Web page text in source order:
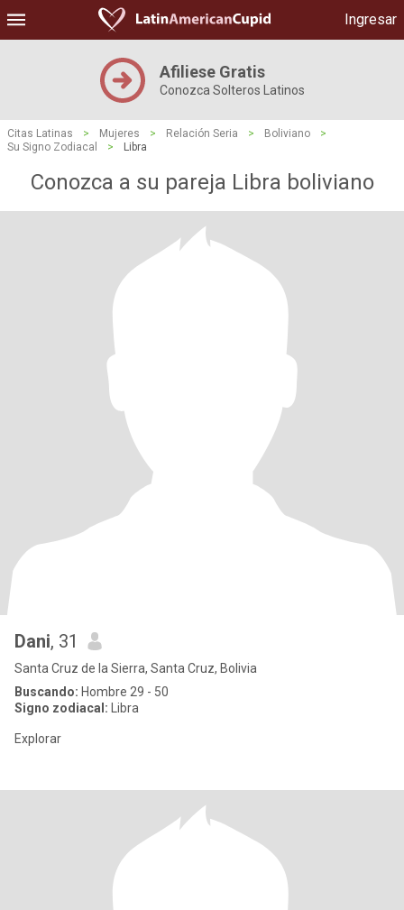
Ingresar
Afiliese Gratis
Conozca Solteros Latinos
Citas Latinas > Mujeres > Relación Seria > Boliviano
>
Su Signo Zodiacal
> Libra
Conozca a su pareja Libra boliviano
Dani, 31
Santa Cruz de la Sierra, Santa Cruz, Bolivia
Buscando: Hombre 29 - 50
Signo zodiacal: Libra
Explorar